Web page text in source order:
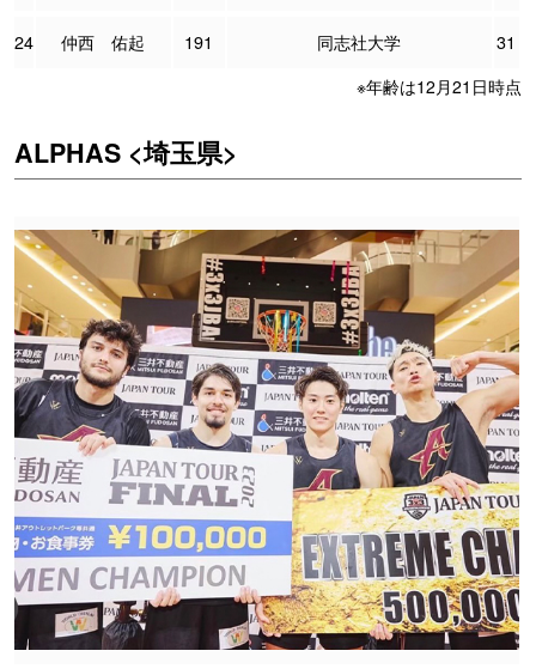
24 仲西 佑起 191 同志社大学
31
※年齢は12月21日時点
ALPHAS <埼玉県>